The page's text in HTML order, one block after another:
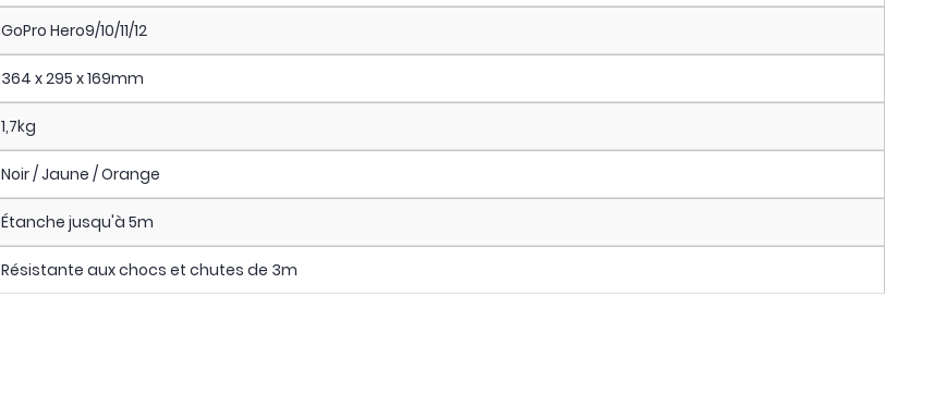
GoPro Hero9/10/11/12
364 x 295 x 169mm
1,7kg
Noir / Jaune / Orange
Étanche jusqu'à 5m
Résistante aux chocs et chutes de 3m